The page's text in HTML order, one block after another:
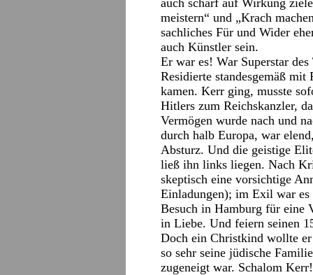
auch scharf auf Wirkung
meistern“ und „Krach
sachliches Für und Wider
auch Künstler sein.
Er war es! War Superstar
Residierte standesgemäß
kamen. Kerr ging, musste
Hitlers zum Reichskanzler,
Vermögen wurde nach und
durch halb Europa, war
Absturz. Und die geistige
ließ ihn links liegen. Nach
skeptisch eine vorsichtige
Einladungen); im Exil war
Besuch in Hamburg für eine
in Liebe. Und feiern seinen
Doch ein Christkind wollte
so sehr seine jüdische
zugeneigt war. Schalom Kerr!